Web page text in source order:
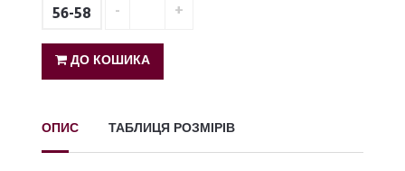
56-58
ДО КОШИКА
ОПИС ТАБЛИЦЯ РОЗМІРІВ